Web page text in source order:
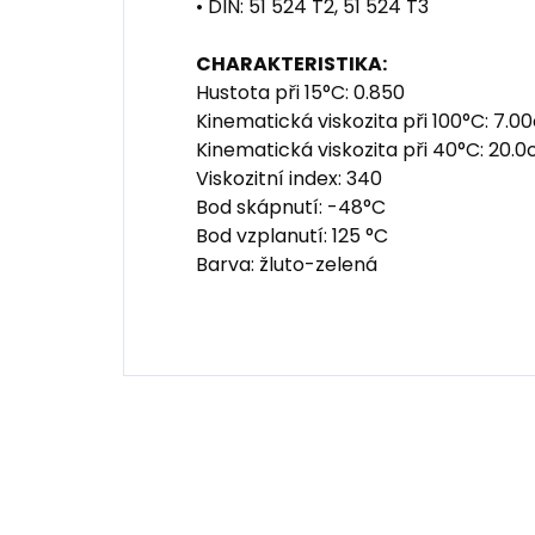
• DIN: 51 524 T2, 51 524 T3
CHARAKTERISTIKA:
Hustota při 15°C: 0.850
Kinematická viskozita při 100°C:
Kinematická viskozita při 40°C:
Viskozitní index: 340
Bod skápnutí: -48°C
Bod vzplanutí: 125 °C
Barva: žluto-zelená